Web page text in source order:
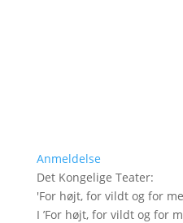
Anmeldelse
Det Kongelige Teater:
'For højt, for vildt og for
I ’For højt, for vildt og for